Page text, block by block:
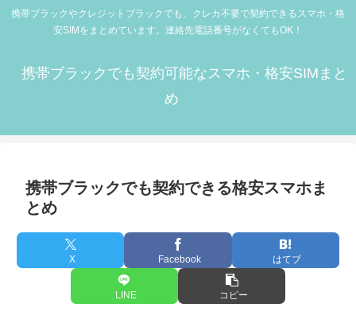
携帯ブラックやクレジットブラックでも、クレカ不要で契約できるスマホ・格
安SIMをまとめています。連絡先電話番号がなくてもOK！
携帯ブラックでも契約可能なスマホ・格安SIMまと
め
携帯ブラックでも契約できる格安スマホま
とめ
X Facebook はてブ
LINE コピー